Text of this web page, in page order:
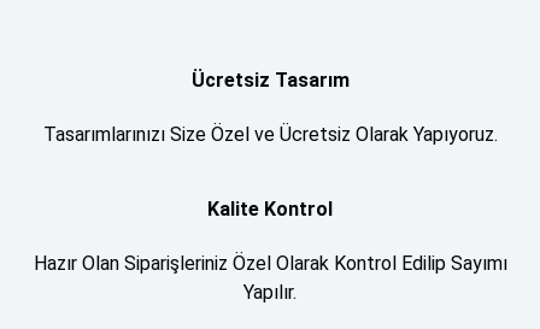
Ücretsiz Tasarım
Tasarımlarınızı Size Özel ve Ücretsiz Olarak Yapıyoruz.
Kalite Kontrol
Hazır Olan Siparişleriniz Özel Olarak Kontrol Edilip Sayımı
Yapılır.